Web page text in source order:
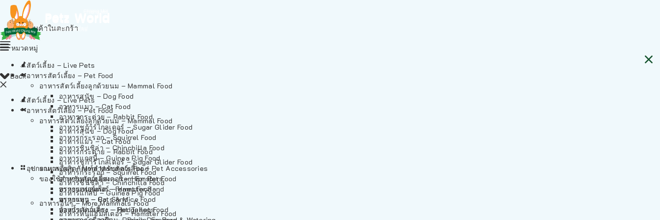
ไม่มีสินค้าในตะกร้า
Back
สัตว์เลี้ยง – Live Pets
อาหารสัตว์เลี้ยง – Pet Food
อาหารสัตว์เลี้ยงลูกด้วยนม – Mammal Food
อาหารสุนัข – Dog Food
อาหารแมว – Cat Food
อาหารกระต่าย – Rabbit Food
อาหารชูก้าร์ไกลเดอร์ – Sugar Glider Food
อาหารกระรอก – Squirrel Food
อาหารชินชิล่า – Chinchilla Food
อาหารแกสบี้ – Guinea Pig Food
อาหารอื่นๆ – More Mammals Food
อาหารหนูแฮมสเตอร์ – Hamster Food
หมวดหมู่
สัตว์เลี้ยง – Live Pets
อาหารสัตว์เลี้ยง – Pet Food
อาหารสัตว์เลี้ยงลูกด้วยนม – Mammal Food
อาหารสุนัข – Dog Food
อาหารแมว – Cat Food
อาหารกระต่าย – Rabbit Food
อาหารชูก้าร์ไกลเดอร์ – Sugar Glider Food
อาหารกระรอก – Squirrel Food
อาหารชินชิล่า – Chinchilla Food
อาหารแกสบี้ – Guinea Pig Food
อาหารอื่นๆ – More Mammals Food
อาหารหนูแฮมสเตอร์ – Hamster Food
อาหารเฟอร์เร็ต – Ferret Food
อาหารหนู – Rats & Mice Food
อาหารเม่นแคระ – Hedgehog Food
อุปกรณและผลิตภัณฑ์สำหรับสัตว์เลี้ยง – Pet Accessories
ของใช้สำหรับสัตว์เลี้ยง – Item For Pets
ทรายแฮมสเตอร์ – Hamster Sand
ทรายแมว – Cat Sand
ห้องน้ำสัตว์เลี้ยง – Pet Toilets